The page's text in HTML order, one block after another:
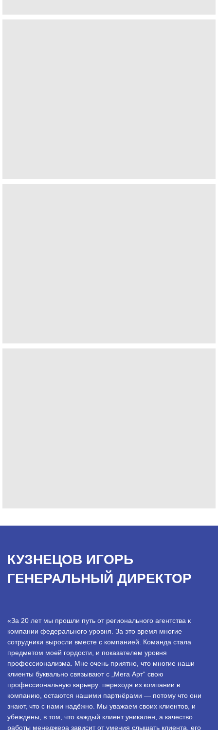
КУЗНЕЦОВ ИГОРЬ
ГЕНЕРАЛЬНЫЙ ДИРЕКТОР
«За 20 лет мы прошли путь от регионального агентства к
компании федерального уровня. За это время многие
сотрудники выросли вместе с компанией. Команда стала
предметом моей гордости, и показателем уровня
профессионализма. Мне очень приятно, что многие наши
клиенты буквально связывают с „Мега Арт“ свою
профессиональную карьеру: переходя из компании в
компанию, остаются нашими партнёрами — потому что они
знают, что с нами надёжно. Мы уважаем своих клиентов, и
убеждены, в том, что каждый клиент уникален, а качество
работы менеджера зависит от умения слышать клиента, его